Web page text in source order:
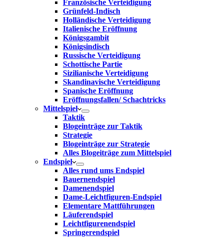
Französische Verteidigung
Grünfeld-Indisch
Holländische Verteidigung
Italienische Eröffnung
Königsgambit
Königsindisch
Russische Verteidigung
Schottische Partie
Sizilianische Verteidigung
Skandinavische Verteidigung
Spanische Eröffnung
Eröffnungsfallen/ Schachtricks
Mittelspiel
Taktik
Blogeinträge zur Taktik
Strategie
Blogeinträge zur Strategie
Alles Blogeiträge zum Mittelspiel
Endspiel
Alles rund ums Endspiel
Bauernendspiel
Damenendspiel
Dame-Leichtfiguren-Endspiel
Elementare Mattführungen
Läuferendspiel
Leichtfigurenendspiel
Springerendspiel